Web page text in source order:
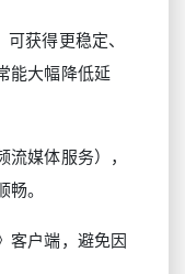
获得更稳定、
能大幅降低延
媒体服务），
。
客户端，避免因